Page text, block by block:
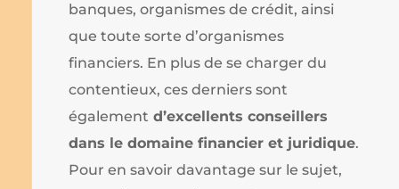
banques, organismes de crédit, ainsi
que toute sorte d’organismes
financiers. En plus de se charger du
contentieux, ces derniers sont
également d’excellents conseillers
dans le domaine financier et juridique.
Pour en savoir davantage sur le sujet,